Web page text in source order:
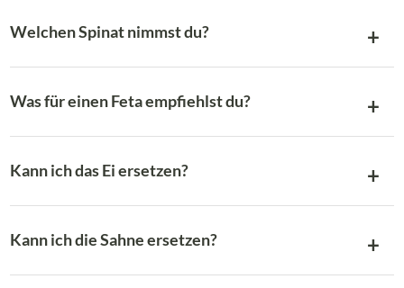
Welchen Spinat nimmst du?
Was für einen Feta empfiehlst du?
Kann ich das Ei ersetzen?
Kann ich die Sahne ersetzen?